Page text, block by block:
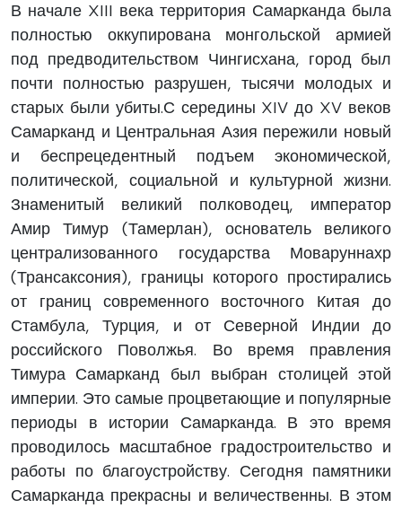
В начале XIII века территория Самарканда была
полностью оккупирована монгольской армией
под предводительством Чингисхана, город был
почти полностью разрушен, тысячи молодых и
старых были убиты.С середины XIV до XV веков
Самарканд и Центральная Азия пережили новый
и беспрецедентный подъем экономической,
политической, социальной и культурной жизни.
Знаменитый великий полководец, император
Амир Тимур (Тамерлан), основатель великого
централизованного государства Моваруннахр
(Трансаксония), границы которого простирались
от границ современного восточного Китая до
Стамбула, Турция, и от Северной Индии до
российского Поволжья. Во время правления
Тимура Самарканд был выбран столицей этой
империи. Это самые процветающие и популярные
периоды в истории Самарканда. В это время
проводилось масштабное градостроительство и
работы по благоустройству. Сегодня памятники
Самарканда прекрасны и величественны. В этом